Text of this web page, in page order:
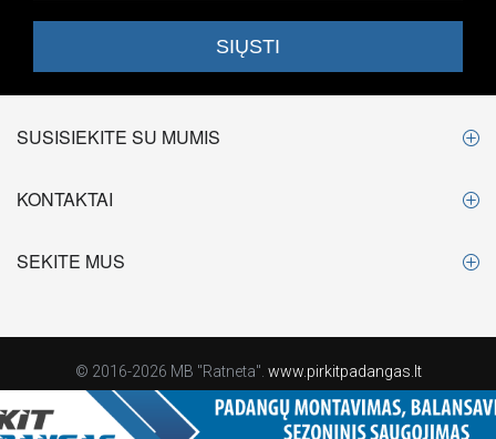
SUSISIEKITE SU MUMIS
KONTAKTAI
SEKITE MUS
© 2016-2026 MB "Ratneta". www.pirkitpadangas.lt